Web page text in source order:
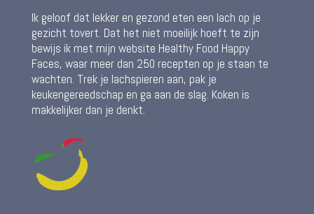
Ik geloof dat lekker en gezond eten een lach op je
gezicht tovert. Dat het niet moeilijk hoeft te zijn
bewijs ik met mijn website Healthy Food Happy
Faces, waar meer dan 250 recepten op je staan te
wachten. Trek je lachspieren aan, pak je
keukengereedschap en ga aan de slag. Koken is
makkelijker dan je denkt.